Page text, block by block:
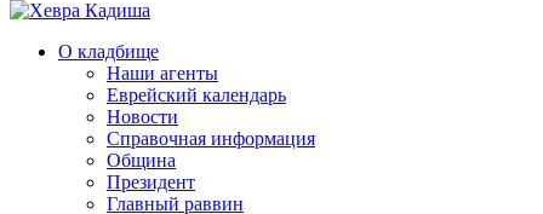
О кладбище
Наши агенты
Еврейский календарь
Новости
Справочная информация
Община
Президент
Главный раввин